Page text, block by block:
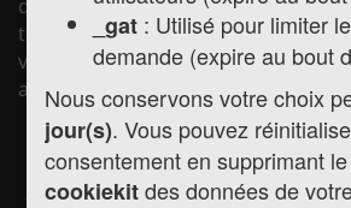
_gat : Utilisé pour limiter
demande (expire au bout
Nous conservons votre choix
jour(s). Vous pouvez
consentement en supprimant
cookiekitdes données de
d'ouverture, les élus, la vie
toute l'actualité de la commune,
votre disposition et les liens utiles
administratives.
Actualités